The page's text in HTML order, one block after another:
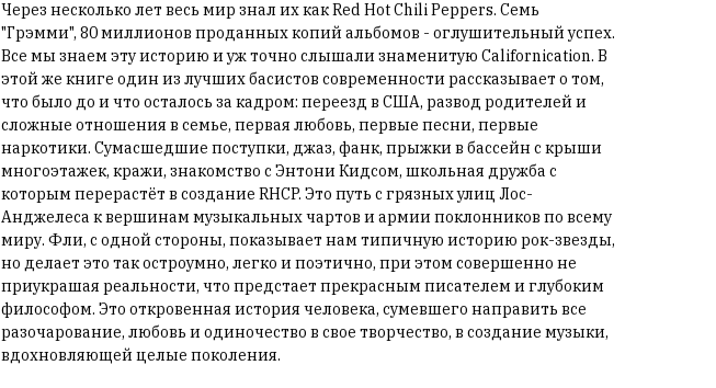
Через несколько лет весь мир знал их как Red Hot Chili Peppers. Семь
"Грэмми", 80 миллионов проданных копий альбомов - оглушительный успех.
Все мы знаем эту историю и уж точно слышали знаменитую Californication. В
этой же книге один из лучших басистов современности рассказывает о том,
что было до и что осталось за кадром: переезд в США, развод родителей и
сложные отношения в семье, первая любовь, первые песни, первые
наркотики. Сумасшедшие поступки, джаз, фанк, прыжки в бассейн с крыши
многоэтажек, кражи, знакомство с Энтони Кидсом, школьная дружба с
которым перерастёт в создание RHCP. Это путь с грязных улиц Лос-
Анджелеса к вершинам музыкальных чартов и армии поклонников по всему
миру. Фли, с одной стороны, показывает нам типичную историю рок-звезды,
но делает это так остроумно, легко и поэтично, при этом совершенно не
приукрашая реальности, что предстает прекрасным писателем и глубоким
философом. Это откровенная история человека, сумевшего направить все
разочарование, любовь и одиночество в свое творчество, в создание музыки,
вдохновляющей целые поколения.